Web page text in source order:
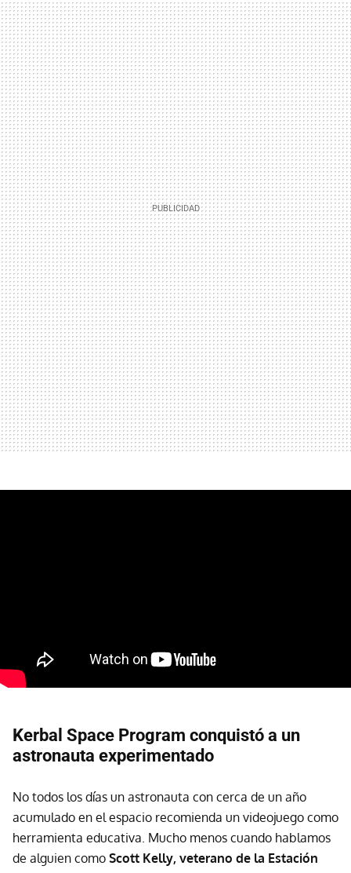
Kerbal Space Program conquistó a un
astronauta experimentado
No todos los días un astronauta con cerca de un año
acumulado en el espacio recomienda un videojuego como
herramienta educativa. Mucho menos cuando hablamos
de alguien como Scott Kelly, veterano de la Estación